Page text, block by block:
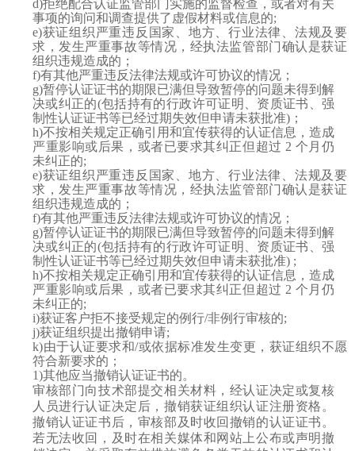
d)拒绝配合认证监管部门实施的监督检查，或者对有关
事项的询问和调查提供了虚假材料或信息的;
e)获证组织严重违反国家、地方、行业法律、法规及要
求，发生严重事故等情况，经执法监管部门确认是获证
组织违规造成的；
f)有其他严重违反法律法规或许可协议的情况；
g)暂停认证证书的期限已满但导致暂停的问题未得到解
决或纠正的(包括持有的行政许可证明、资质证书、强
制性认证证书等已经过期失效但申请未获批准)；
h)不按相关规定正确引用和宜传获得的认证信息，造成
严重影响或后果，或者已要求其纠正但超过 2 个月仍
未纠正的;
e)获证组织严重违反国家、地方、行业法律、法规及要
求，发生严重事故等情况，经执法监管部门确认是获证
组织违规造成的；
f)有其他严重违反法律法规或许可协议的情况；
g)暂停认证证书的期限已满但导致暂停的问题未得到解
决或纠正的(包括持有的行政许可证明、资质证书、强
制性认证证书等已经过期失效但申请未获批准) ;
h)不按相关规定正确引用和宜传获得的认证信息，造成
严重影响或后果，或者已要求其纠正但超过 2 个月仍
未纠正的;
i)获证客户拒不接受规定的例行/非例行审核的;
j)获证组织提出撤销申请;
k)由于认证要求和/或依据标准发生变更，获证组织不愿
符合新要求的；
1)其他应当撤销认证证书的。
审核部门向技术部提交相关材料，经认证决定或复核
人员进行认证决定后，撤销获证组织认证注册资格。
撤销认证证书后，审核部及时收回撤销的认证证书。
若无法收回，及时在相关媒体和网站上公布或声明撤